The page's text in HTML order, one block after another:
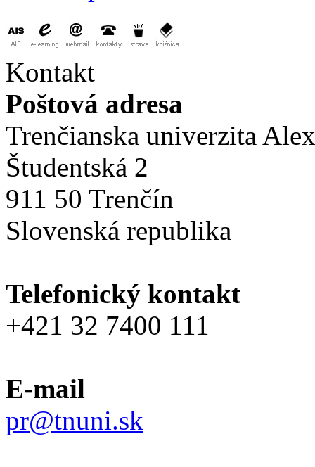
Kontakt
Poštová adresa
Trenčianska univerzita
Študentská 2
911 50 Trenčín
Slovenská republika
Telefonický kontakt
+421 32 7400 111
E-mail
pr@tnuni.sk